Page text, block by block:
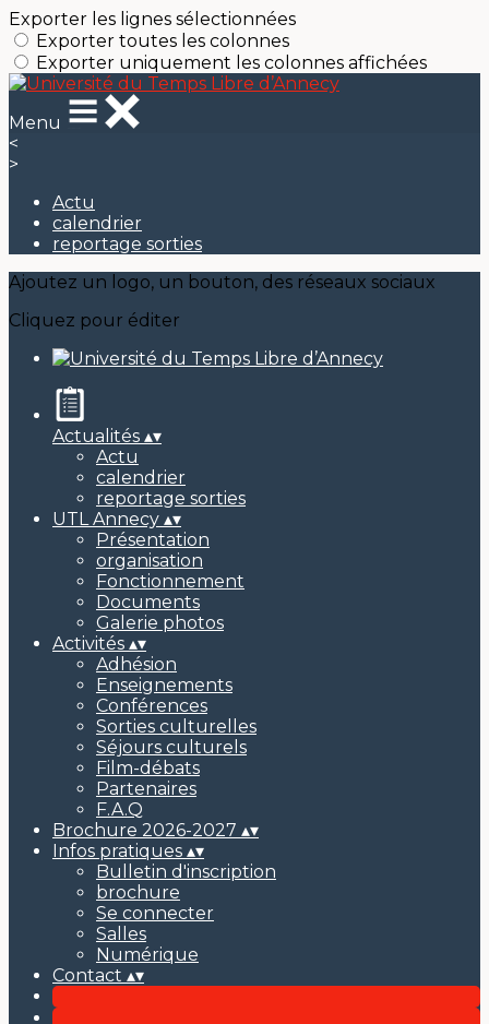
Exporter les lignes sélectionnées
Exporter toutes les colonnes
Exporter uniquement les colonnes affichées
Menu
<
>
Actu
calendrier
reportage sorties
Ajoutez un logo, un bouton, des réseaux sociaux
Cliquez pour éditer
Actualités ▴▾
Actu
calendrier
reportage sorties
UTL Annecy ▴▾
Présentation
organisation
Fonctionnement
Documents
Galerie photos
Activités ▴▾
Adhésion
Enseignements
Conférences
Sorties culturelles
Séjours culturels
Film-débats
Partenaires
F.A.Q
Brochure 2026-2027 ▴▾
Infos pratiques ▴▾
Bulletin d'inscription
brochure
Se connecter
Salles
Numérique
Contact ▴▾